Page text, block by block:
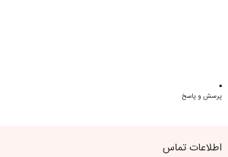
پرسش و پاسخ
اطلاعات تماس